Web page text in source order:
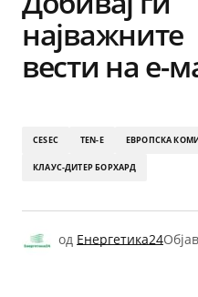
најважните
вести на е-
CESEC TEN-E ЕВРОПСКА
КЛАУС-ДИТЕР БОРХАРД
од Енергетика24